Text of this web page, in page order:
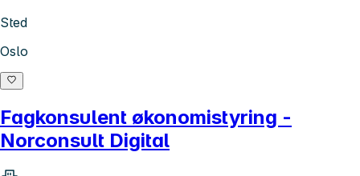
Sted
Oslo
Fagkonsulent økonomistyring -
Norconsult Digital